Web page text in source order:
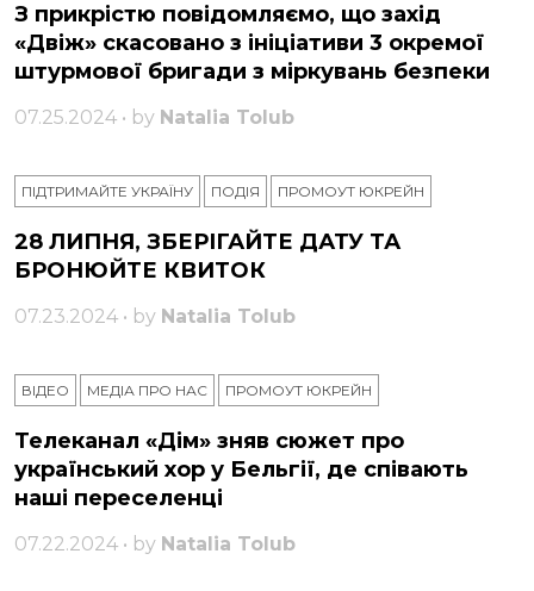
З прикрістю повідомляємо, що захід
«Двіж» скасовано з ініціативи 3 окремої
штурмової бригади з міркувань безпеки
07.25.2024 • by Natalia Tolub
ПІДТРИМАЙТЕ УКРАЇНУ ПОДІЯ ПРОМОУТ ЮКРЕЙН
28 ЛИПНЯ, ЗБЕРІГАЙТЕ ДАТУ ТА
БРОНЮЙТЕ КВИТОК
07.23.2024 • by Natalia Tolub
ВІДЕО МЕДІА ПРО НАС ПРОМОУТ ЮКРЕЙН
Телеканал «Дім» зняв сюжет про
український хор у Бельгії, де співають
наші переселенці
07.22.2024 • by Natalia Tolub